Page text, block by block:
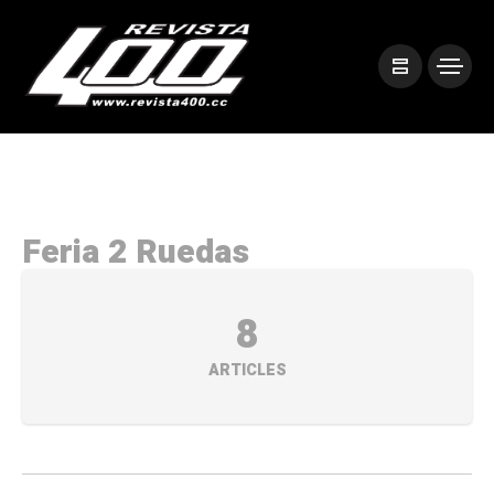
Feria 2 Ruedas
8
ARTICLES